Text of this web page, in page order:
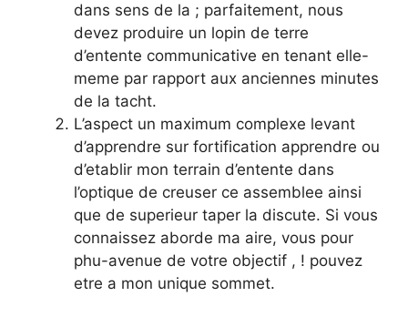
dans sens de la ; parfaitement, nous
devez produire un lopin de terre
d’entente communicative en tenant elle-
meme par rapport aux anciennes minutes
de la tacht.
L’aspect un maximum complexe levant
d’apprendre sur fortification apprendre ou
d’etablir mon terrain d’entente dans
l’optique de creuser ce assemblee ainsi
que de superieur taper la discute. Si vous
connaissez aborde ma aire, vous pour
phu-avenue de votre objectif , ! pouvez
etre a mon unique sommet.